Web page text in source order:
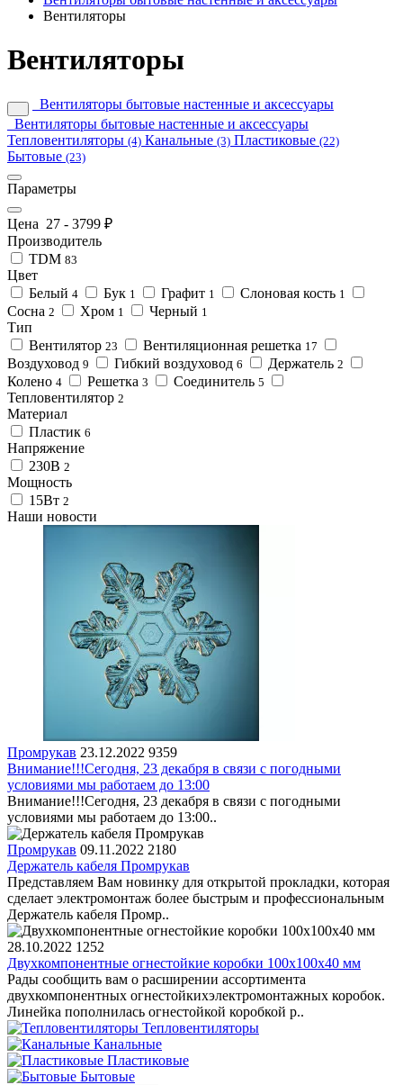
Вентиляторы
Вентиляторы
Вентиляторы бытовые настенные и аксессуары
Вентиляторы бытовые настенные и аксессуары
Тепловентиляторы (4) Канальные (3) Пластиковые (22)
Бытовые (23)
Параметры
Цена 27 - 3799 ₽
Производитель
TDM 83
Цвет
Белый 4 Бук 1 Графит 1 Слоновая кость 1
Сосна 2 Хром 1 Черный 1
Тип
Вентилятор 23 Вентиляционная решетка 17
Воздуховод 9 Гибкий воздуховод 6 Держатель 2
Колено 4 Решетка 3 Соединитель 5
Тепловентилятор 2
Материал
Пластик 6
Напряжение
230В 2
Мощность
15Вт 2
Наши новости
Промрукав 23.12.2022 9359
Внимание!!!Сегодня, 23 декабря в связи с погодными
условиями мы работаем до 13:00
Внимание!!!Сегодня, 23 декабря в связи с погодными
условиями мы работаем до 13:00..
Промрукав 09.11.2022 2180
Держатель кабеля Промрукав
Представляем Вам новинку для открытой прокладки, которая
сделает электромонтаж более быстрым и профессиональным
Держатель кабеля Промр..
28.10.2022 1252
Двухкомпонентные огнестойкие коробки 100х100х40 мм
Рады сообщить вам о расширении ассортимента
двухкомпонентных огнестойкихэлектромонтажных коробок.
Линейка пополнилась огнестойкой коробкой р..
Тепловентиляторы
Канальные
Пластиковые
Бытовые